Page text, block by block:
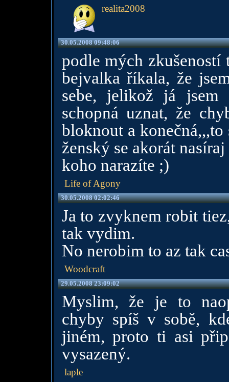
realita2008
30.05.2008 09:48:06
podle mých
bejvalka říkala, že
sebe, jelikož já jsem
schopná uznat, že
bloknout a konečná,,,to
ženský se akorát
koho narazíte ;)
Life of Agony
30.05.2008 02:02:46
Ja to zvyknem robit
tak vydim.
No nerobim to az tak
Woodcraft
29.05.2008 23:09:02
Myslim, že je to
chyby spíš v sobě,
jiném, proto ti asi
vysazený.
laple